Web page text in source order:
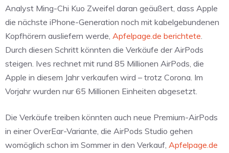
Analyst Ming-Chi Kuo Zweifel daran geäußert, dass Apple
die nächste iPhone-Generation noch mit kabelgebundenen
Kopfhörern ausliefern werde, Apfelpage.de berichtete.
Durch diesen Schritt könnten die Verkäufe der AirPods
steigen. Ives rechnet mit rund 85 Millionen AirPods, die
Apple in diesem Jahr verkaufen wird – trotz Corona. Im
Vorjahr wurden nur 65 Millionen Einheiten abgesetzt.
Die Verkäufe treiben könnten auch neue Premium-AirPods
in einer OverEar-Variante, die AirPods Studio gehen
womöglich schon im Sommer in den Verkauf, Apfelpage.de